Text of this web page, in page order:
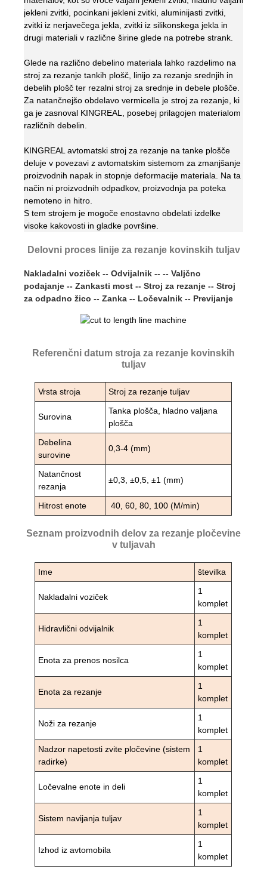
jekleni zvitki, pocinkani jekleni zvitki, aluminijasti zvitki,
zvitki iz nerjavečega jekla, zvitki iz silikonskega jekla in
drugi materiali v različne širine glede na potrebe strank.
Glede na različno debelino materiala lahko razdelimo na
stroj za rezanje tankih plošč, linijo za rezanje srednjih in
debelih plošč ter rezalni stroj za srednje in debele plošče.
Za natančnejšo obdelavo vermicella je stroj za rezanje, ki
ga je zasnoval KINGREAL, posebej prilagojen materialom
različnih debelin.
KINGREAL avtomatski stroj za rezanje na tanke plošče
deluje v povezavi z avtomatskim sistemom za zmanjšanje
proizvodnih napak in stopnje deformacije materiala. Na ta
način ni proizvodnih odpadkov, proizvodnja pa poteka
nemoteno in hitro.
S tem strojem je mogoče enostavno obdelati izdelke
visoke kakovosti in gladke površine.
Delovni proces linije za rezanje kovinskih tuljav
Nakladalni voziček -- Odvijalnik -- -- Valjčno
podajanje -- Zankasti most -- Stroj za rezanje -- Stroj
za odpadno žico -- Zanka -- Ločevalnik -- Previjanje
Referenčni datum stroja za rezanje kovinskih
tuljav
Vrsta stroja Stroj za rezanje tuljav
Surovina
Tanka plošča, hladno valjana
plošča
Debelina
surovine
0,3-4 (mm)
Natančnost
rezanja
±0,3, ±0,5, ±1 (mm)
Hitrost enote 40, 60, 80, 100 (M/min)
Seznam proizvodnih delov za rezanje pločevine
v tuljavah
Ime številka
Nakladalni voziček
1
komplet
Hidravlični odvijalnik
1
komplet
Enota za prenos nosilca
1
komplet
Enota za rezanje
1
komplet
Noži za rezanje
1
komplet
Nadzor napetosti zvite pločevine (sistem
radirke)
1
komplet
Ločevalne enote in deli
1
komplet
Sistem navijanja tuljav
1
komplet
Izhod iz avtomobila
1
komplet